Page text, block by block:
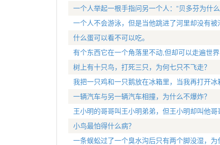
一个人举起一根手指问另一个人：“贝多芬为什
一个人不会游泳，但是当他跳进了河里却没有被
什么蛋可以看不可以吃。
有个东西它在一个角落里不动,但却可以走遍世
树上有十只鸟，打死三只，为何七只不飞走？
我把一只鸡和一只鹅放在冰箱里，当我再打开
一辆汽车与另一辆汽车相撞，为什么不爆炸？
王小明的哥哥叫王小明弟弟，但王小明却叫他
小鸟最怕得什么病？
一条蜈蚣过了一个臭水沟后只有两个脚没湿，为